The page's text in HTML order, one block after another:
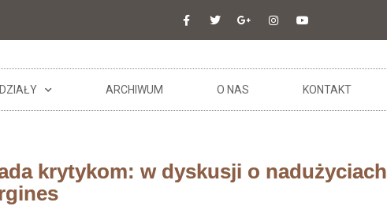
DZIAŁY ARCHIWUM O NAS KONTAKT
krytykom: w dyskusji o nadużyciach